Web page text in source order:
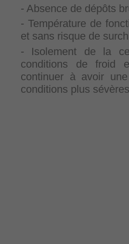
- Absence de dépôts
- Température de
et sans risque de
- Isolement de la
conditions de froid
continuer à avoir
conditions plus